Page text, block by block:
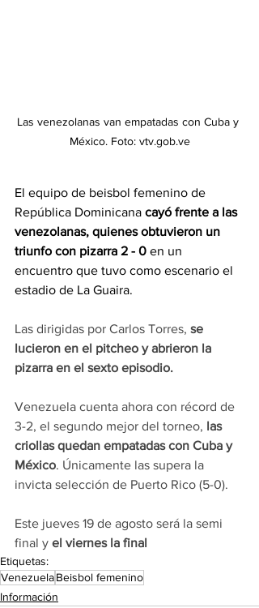
Las venezolanas van empatadas con Cuba y
México. Foto: vtv.gob.ve
El equipo de beisbol femenino de
República Dominicana cayó frente a las
venezolanas, quienes obtuvieron un
triunfo con pizarra 2 - 0 en un
encuentro que tuvo como escenario el
estadio de La Guaira.
Las dirigidas por Carlos Torres, se
lucieron en el pitcheo y abrieron la
pizarra en el sexto episodio.
Venezuela cuenta ahora con récord de
3-2, el segundo mejor del torneo, las
criollas quedan empatadas con Cuba y
México. Únicamente las supera la
invicta selección de Puerto Rico (5-0).
Este jueves 19 de agosto será la semi
final y el viernes la final
Etiquetas:
VenezuelaBeisbol femenino
Información